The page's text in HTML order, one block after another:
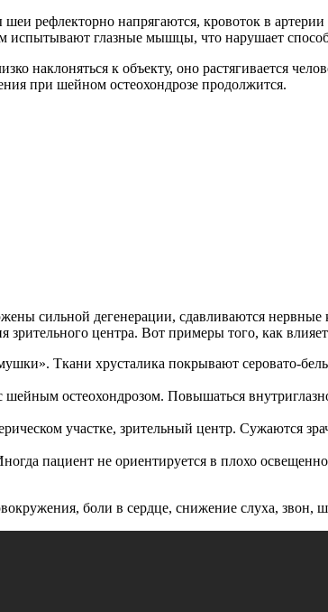
рефлекторно напрягаются, кровоток в
испытывают глазные мышцы, что нарушает
наклоняться к объекту, оно растягивается
при шейном остеохондрозе продолжится.
сильной дегенерации, сдавливаются
центра. Вот примеры того, как влияет
Ткани хрусталика покрывают серовато-
остеохондрозом. Повышаться
участке, зрительный центр. Сужаются
пациент не ориентируется в плохо
боли в сердце, снижение слуха, звон,